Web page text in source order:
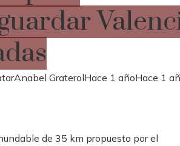
Anabel GraterolHace 1 añoHace 1
de 35 km propuesto por el